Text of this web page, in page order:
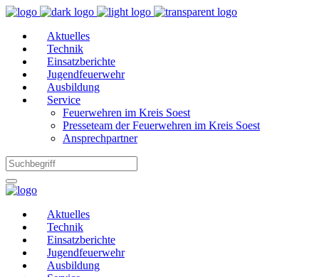
Aktuelles
Technik
Einsatzberichte
Jugendfeuerwehr
Ausbildung
Service
Feuerwehren im Kreis Soest
Presseteam der Feuerwehren im Kreis Soest
Ansprechpartner
Aktuelles
Technik
Einsatzberichte
Jugendfeuerwehr
Ausbildung